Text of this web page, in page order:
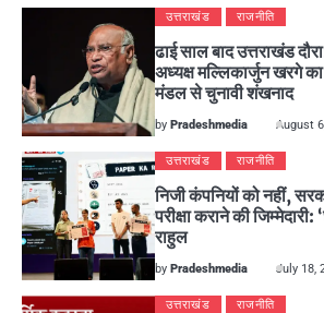
उत्तराखंड राजनीति
ढाई साल बाद उत्तराखंड
अध्यक्ष मल्लिकार्जुन खरगे
मंडल से चुनावी शंखनाद
byPradeshmedia August
उत्तराखंड राजनीति
निजी कंपनियों को नहीं,
परीक्षा कराने की
राहुल
byPradeshmedia July 18,
उत्तराखंड राजनीति